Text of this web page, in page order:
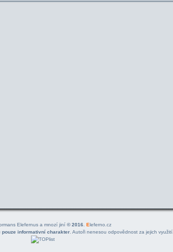
Elefernus a mnozí jiní © 2016 Eleferno.cz
pouze informativní charakter . Autoři nenesou odpovědnost za jejich využití.